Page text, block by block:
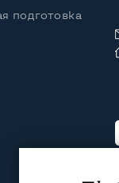
подготовка